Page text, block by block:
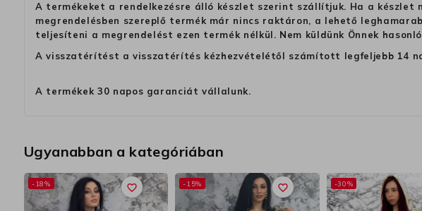
A termékeket a rendelkezésre álló készlet szerint szállítjuk. Ha a készlet
megrendelésben szereplő termék már nincs raktáron, a lehető
teljesíteni a megrendelést ezen termék nélkül. Nem küldünk Önnek
A visszatérítést a visszatérítés kézhezvételétől számított legfeljebb 14
A termékek 30 napos garanciát vállalunk.
Ugyanabban a kategóriában
favorite_border
-18% favorite_border
-15% -30%